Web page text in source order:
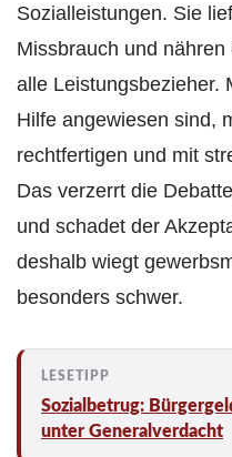
Sozialleistungen. Sie
Missbrauch und
alle Leistungsbezieher.
Hilfe angewiesen sind,
rechtfertigen und mit
Das verzerrt die
und schadet der
deshalb wiegt
besonders schwer.
Sozialbetrug:
unter Generalverdacht